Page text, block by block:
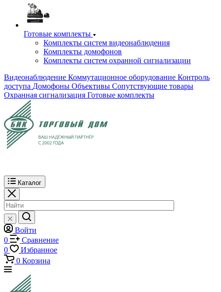
Готовые комплекты
Комплекты систем видеонаблюдения
Комплекты домофонов
Комплекты систем охранной сигнализации
Видеонаблюдение Коммутационное оборудование Контроль
доступа Домофоны Объективы Сопутствующие товары
Охранная сигнализация Готовые комплекты
Каталог
Войти
0
Сравнение
0
Избранное
0 Корзина